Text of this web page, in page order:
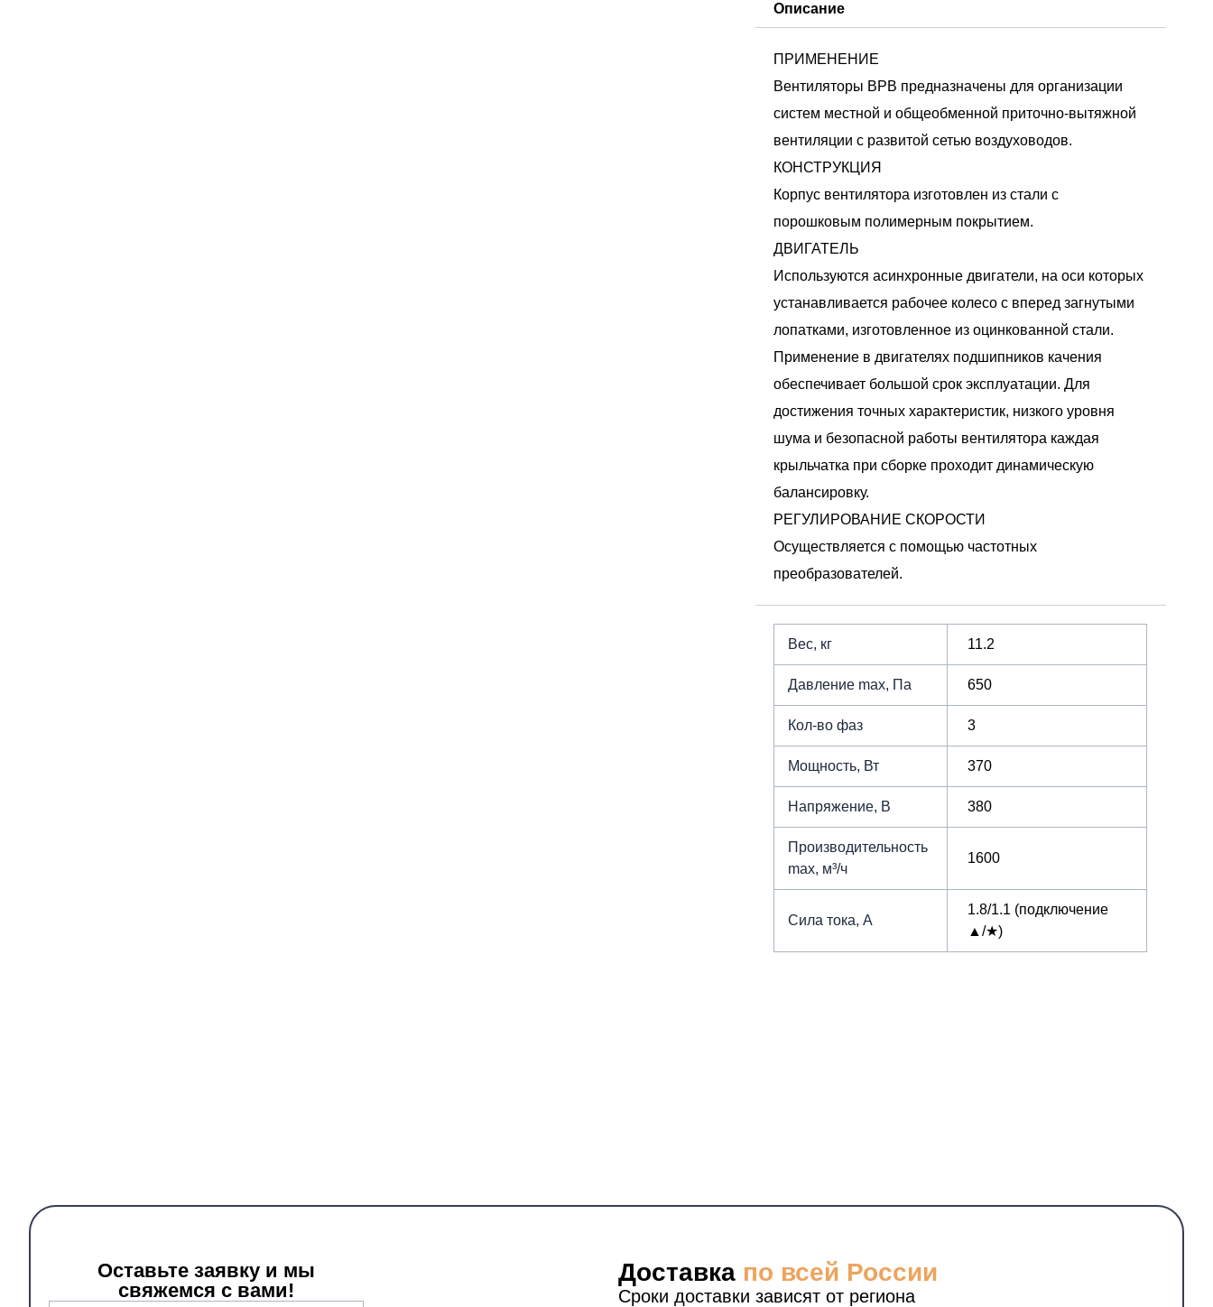
Описание
ПРИМЕНЕНИЕ
Вентиляторы ВРВ предназначены для организации
систем местной и общеобменной приточно-вытяжной
вентиляции с развитой сетью воздуховодов.
КОНСТРУКЦИЯ
Корпус вентилятора изготовлен из стали с
порошковым полимерным покрытием.
ДВИГАТЕЛЬ
Используются асинхронные двигатели, на оси которых
устанавливается рабочее колесо с вперед загнутыми
лопатками, изготовленное из оцинкованной стали.
Применение в двигателях подшипников качения
обеспечивает большой срок эксплуатации. Для
достижения точных характеристик, низкого уровня
шума и безопасной работы вентилятора каждая
крыльчатка при сборке проходит динамическую
балансировку.
РЕГУЛИРОВАНИЕ СКОРОСТИ
Осуществляется с помощью частотных
преобразователей.
Вес, кг 11.2
Давление max, Па 650
Кол-во фаз 3
Мощность, Вт 370
Напряжение, В 380
Производительность
max, м³/ч
1600
Сила тока, А
1.8/1.1 (подключение
▲/★)
Оставьте заявку и мы
свяжемся с вами!
Доставка по всей России
Сроки доставки зависят от региона